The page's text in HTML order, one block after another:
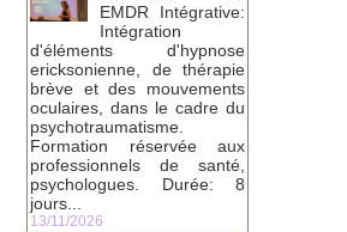
EMDR Intégrative:
Intégration
d'éléments d'hypnose
ericksonienne, de thérapie
brève et des mouvements
oculaires, dans le cadre du
psychotraumatisme.
Formation réservée aux
professionnels de santé,
psychologues. Durée: 8
jours...
13/11/2026